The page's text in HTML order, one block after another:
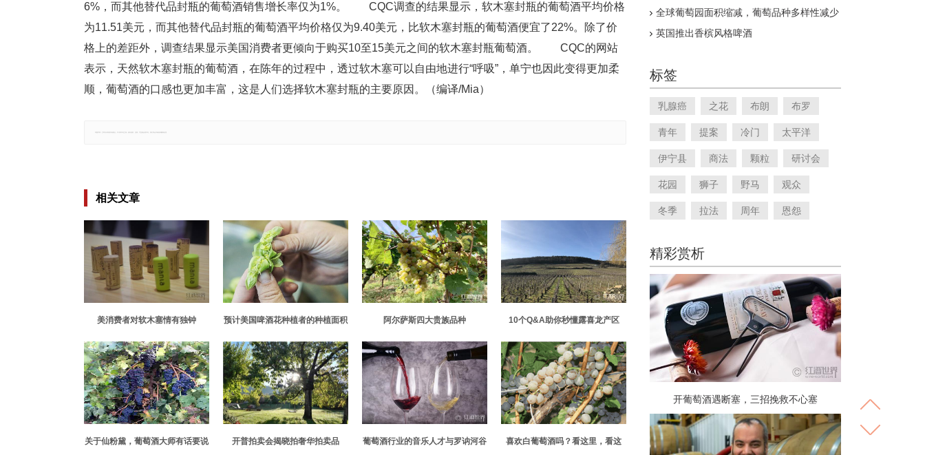
6%，而其他替代品封瓶的葡萄酒销售增长率仅为1%。 CQC调查的结果显示，软木塞封瓶的葡萄酒平均价格
为11.51美元，而其他替代品封瓶的葡萄酒平均价格仅为9.40美元，比软木塞封瓶的葡萄酒便宜了22%。除了价
格上的差距外，调查结果显示美国消费者更倾向于购买10至15美元之间的软木塞封瓶葡萄酒。 CQC的网站
表示，天然软木塞封瓶的葡萄酒，在陈年的过程中，透过软木塞可以自由地进行“呼吸”，单宁也因此变得更加柔
顺，葡萄酒的口感也更加丰富，这是人们选择软木塞封瓶的主要原因。（编译/Mia）
相关文章
美消费者对软木塞情有独钟
预计美国啤酒花种植者的种植面积
量
阿尔萨斯四大贵族品种 10个Q&A助你秒懂露喜龙产区
关于仙粉黛，葡萄酒大师有话要说 开普拍卖会揭晓拍奢华拍卖品
葡萄酒行业的音乐人才与罗讷河谷
喜欢白葡萄酒吗？看这里，看这
全球葡萄园面积缩减，葡萄品种多样性减少
英国推出香槟风格啤酒
标签
乳腺癌 之花 布朗 布罗
青年 提案 冷门 太平洋
伊宁县 商法 颗粒 研讨会
花园 狮子 野马 观众
冬季 拉法 周年 恩怨
精彩赏析
开葡萄酒遇断塞，三招挽救不心塞